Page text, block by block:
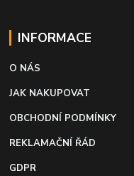
INFORMACE
O NÁS
JAK NAKUPOVAT
OBCHODNÍ PODMÍNKY
REKLAMAČNÍ ŘÁD
GDPR